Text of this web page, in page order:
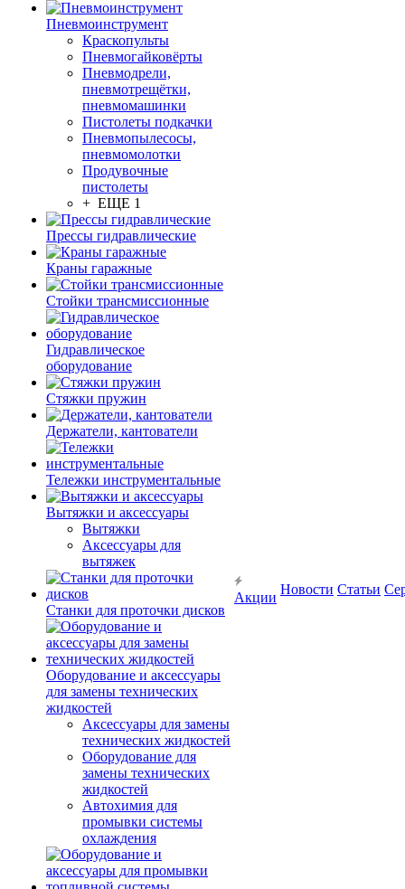
Пневмоинструмент
Краскопульты
Пневмогайковёрты
Пневмодрели,
пневмотрещётки,
пневмомашинки
Пистолеты подкачки
Пневмопылесосы,
пневмомолотки
Продувочные
пистолеты
+ ЕЩЕ 1
Прессы гидравлические
Краны гаражные
Стойки трансмиссионные
Гидравлическое
оборудование
Стяжки пружин
Держатели, кантователи
Тележки инструментальные
Вытяжки и аксессуары
Вытяжки
Аксессуары для
вытяжек
Станки для проточки дисков
Оборудование и аксессуары
для замены технических
жидкостей
Аксессуары для замены
технических жидкостей
Оборудование для
замены технических
жидкостей
Автохимия для
промывки системы
охлаждения
Акции
Новости Статьи